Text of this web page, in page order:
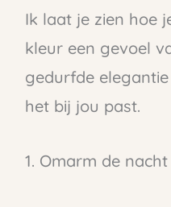
Ik laat je zien hoe
kleur een gevoel
gedurfde
het bij jou past.
1. Omarm de